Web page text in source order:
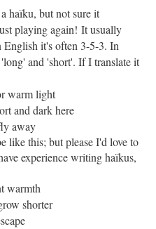
haïku, but not sure it
playing again! It usually
English it's often 3-5-3. In
and 'short'. If I translate it
warm light
and dark here
away
like this; but please I'd love to
experience writing haïkus,
warmth
shorter